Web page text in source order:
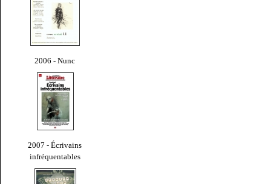
2006 - Nunc
2007 - Écrivains
infréquentables